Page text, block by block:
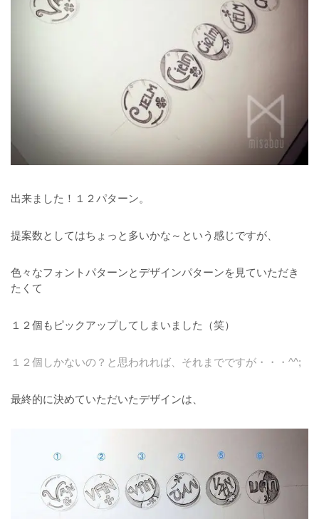
出来ました！１２パターン。
提案数としてはちょっと多いかな～という感じですが、
色々なフォントパターンとデザインパターンを見ていただき
たくて
１２個もピックアップしてしまいました（笑）
１２個しかないの？と思われれば、それまでですが・・・^^;
最終的に決めていただいたデザインは、